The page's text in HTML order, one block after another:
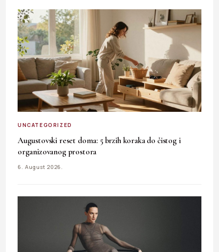
UNCATEGORIZED
Augustovski reset doma: 5 brzih koraka do čistog i
organizovanog prostora
6. August 2026.